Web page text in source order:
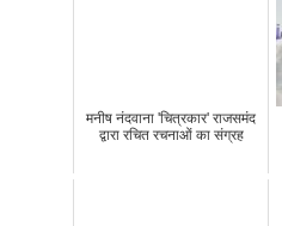
मनीष नंदवाना 'चित्रकार' राजसमंद
द्वारा रचित रचनाओं का संग्रह